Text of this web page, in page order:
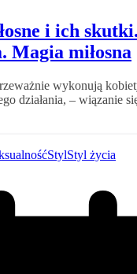
i ich
Magia miłosna
wykonują
działania, – wiązanie
StylStyl życia